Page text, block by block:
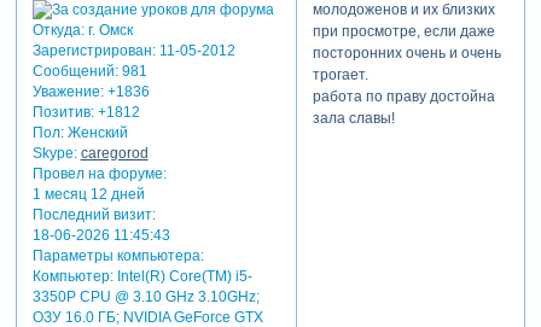
Откуда:г. Омск
Зарегистрирован: 11-05-2012
Сообщений:981
Уважение: +1836
Позитив: +1812
Пол:Женский
Skype: caregorod
Провел на форуме:
1 месяц 12 дней
Последний визит:
18-06-2026 11:45:43
Параметры компьютера:
Компьютер: Intel(R) Core(TM) i5-
3350P CPU @ 3.10 GHz 3.10GHz;
ОЗУ 16.0 ГБ; NVIDIA GeForce GTX
молодоженов и их близких
при просмотре, если даже
посторонних очень и очень
трогает.
работа по праву достойна
зала славы!